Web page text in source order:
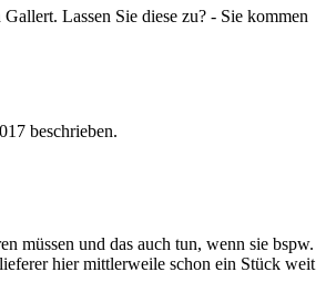
Lassen Sie diese zu? - Sie kommen
beschrieben.
müssen und das auch tun, wenn sie bspw.
hier mittlerweile schon ein Stück weit